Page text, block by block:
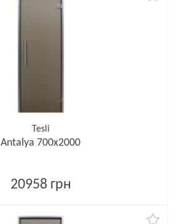
Tesli
Antalya 700х2000
20958 грн